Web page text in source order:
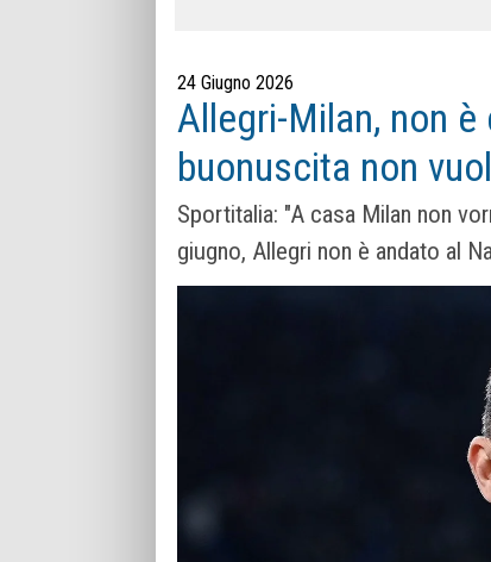
24 Giugno 2026
Allegri-Milan, non
buonuscita non
Sportitalia: "A casa Milan non
giugno, Allegri non è andato al